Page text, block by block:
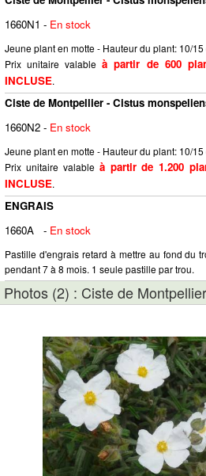
1660N1 - En stock
Jeune plant en motte - Hauteur du plant: 10/15
Prix unitaire valableà partir de 600
INCLUSE.
Ciste de Montpellier - Cistus
1660N2 - En stock
Jeune plant en motte - Hauteur du plant: 10/15
Prix unitaire valable à partir de 1.200
INCLUSE.
ENGRAIS
1660A
- En stock
Pastille d'engrais retard à mettre au fond du
pendant 7 à 8 mois. 1 seule pastille par trou.
Photos (2) : Ciste de Montpellier